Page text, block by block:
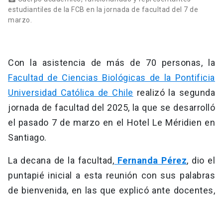
estudiantiles de la FCB en la jornada de facultad del 7 de
marzo.
Con la asistencia de más de 70 personas, la
Facultad de Ciencias Biológicas de la Pontificia
Universidad Católica de Chile realizó la segunda
jornada de facultad del 2025, la que se desarrolló
el pasado 7 de marzo en el Hotel Le Méridien en
Santiago.
La decana de la facultad, Fernanda Pérez, dio el
puntapié inicial a esta reunión con sus palabras
de bienvenida, en las que explicó ante docentes,